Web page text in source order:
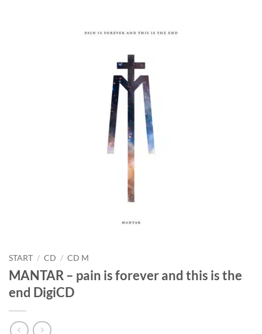
START / CD / CD M
MANTAR – pain is forever and this is the
end DigiCD